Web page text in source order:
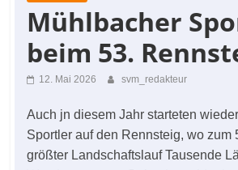
Mühlbacher
beim 53.
12. Mai 2026 svm_redakteur
Auch jn diesem Jahr starteten
Sportler auf den Rennsteig, wo zum
größter Landschaftslauf Tausende